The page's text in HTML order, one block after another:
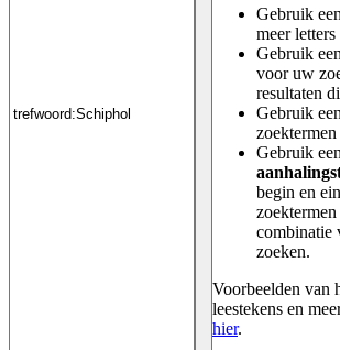
Gebruik
meer
Gebruik
voor uw
resultaten
Gebruik
Gebruik
begin en
combinatie
zoeken.
Voorbeelden van
leestekens en
hier.